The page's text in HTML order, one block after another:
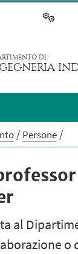
DI
Persone
al
o